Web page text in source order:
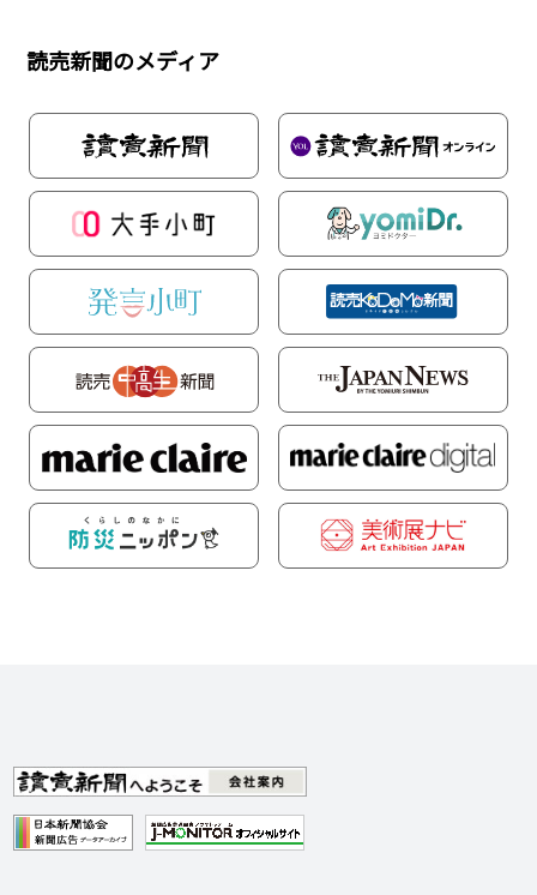
読売新聞のメディア